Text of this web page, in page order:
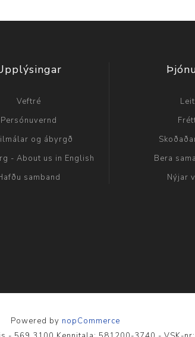
Veftré
Persónuvernd
og ábyrgð
- About us in English
samband
Bera
Nýjar
Powered by nopCommerce